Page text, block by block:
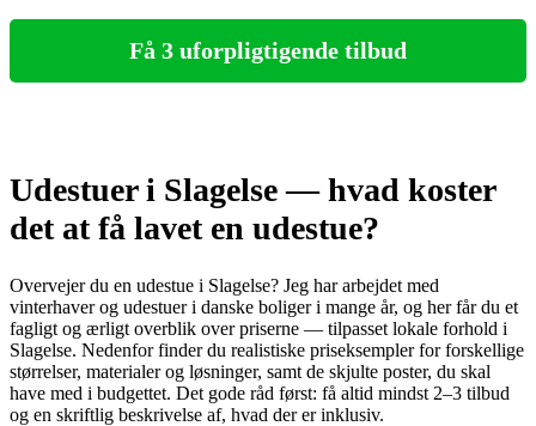
Få 3 uforpligtigende tilbud
Udestuer i Slagelse — hvad koster
det at få lavet en udestue?
Overvejer du en udestue i Slagelse? Jeg har arbejdet med
vinterhaver og udestuer i danske boliger i mange år, og her får du et
fagligt og ærligt overblik over priserne — tilpasset lokale forhold i
Slagelse. Nedenfor finder du realistiske priseksempler for forskellige
størrelser, materialer og løsninger, samt de skjulte poster, du skal
have med i budgettet. Det gode råd først: få altid mindst 2–3 tilbud
og en skriftlig beskrivelse af, hvad der er inklusiv.